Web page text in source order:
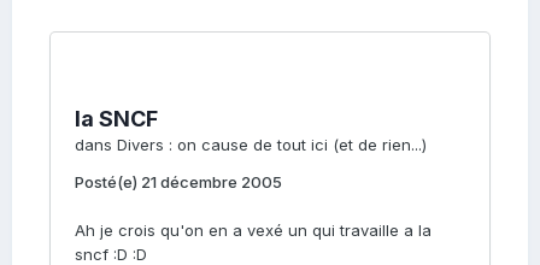
la SNCF
dans Divers : on cause de tout ici (et de rien...)
Posté(e) 21 décembre 2005
Ah je crois qu'on en a vexé un qui travaille a la
sncf :D :D